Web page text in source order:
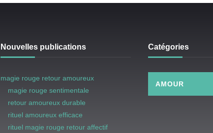
Nouvelles publications
magie rouge retour amoureux
magie rouge sentimentale
retour amoureux durable
rituel amoureux efficace
rituel magie rouge retour affectif
Catégories
AMOUR